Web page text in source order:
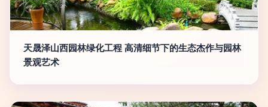
天晟泽山西园林绿化工程 高清细节下的生态杰作与园林
景观艺术